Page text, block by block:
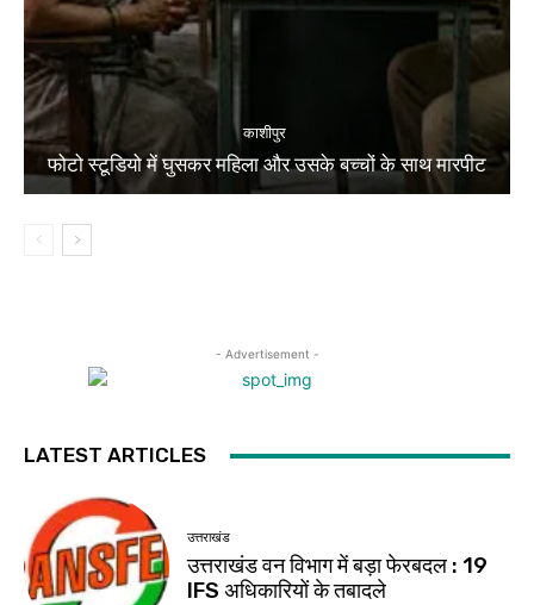
काशीपुर
फोटो स्टूडियो में घुसकर महिला और उसके बच्चों के साथ मारपीट
- Advertisement -
LATEST ARTICLES
उत्तराखंड
उत्तराखंड वन विभाग में बड़ा फेरबदल : 19
IFS अधिकारियों के तबादले